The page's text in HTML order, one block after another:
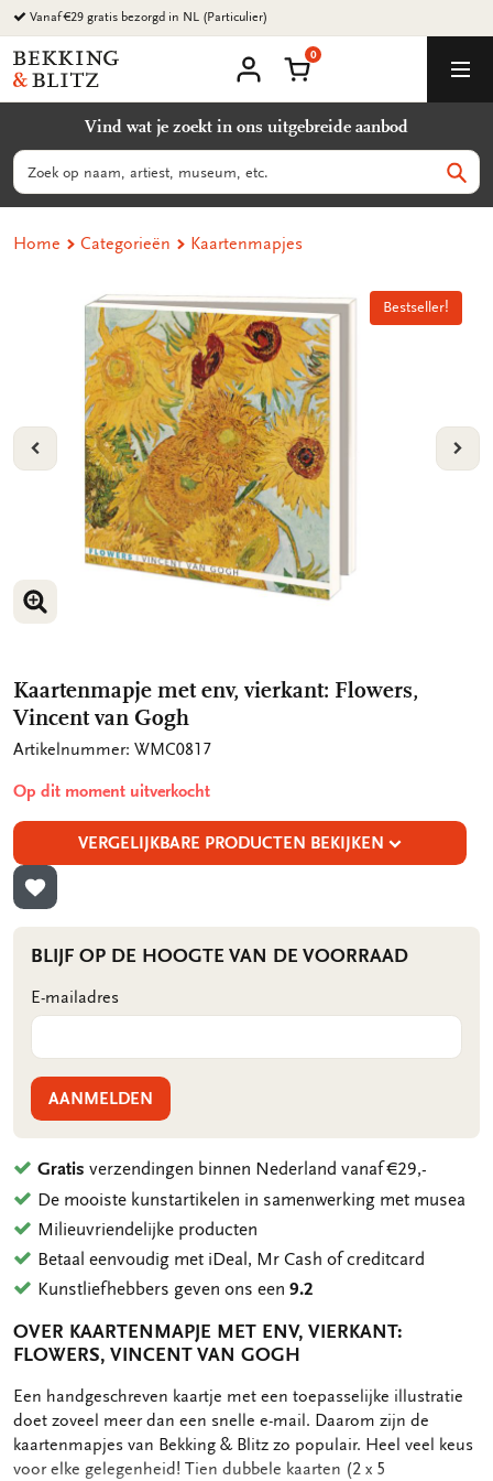
Ga
naar
content
Vanaf €29 gratis bezorgd in NL (Particulier)
Bekking
&
B.V.
account
Winkelmand
0
Vind wat je zoekt in ons uitgebreide aanbod
Zoeken
Home Categorieën Kaartenmapjes
VORIGE
Bestseller!
VERGROOT AFBEELDING
Bestseller!
VERGROOT AFBEELDING
Bestseller!
VERGROOT AFBEELDING
Bestseller!
VERGROOT AFBEELDING
Kaartenmapje met env, vierkant: Flowers,
Vincent van Gogh
Artikelnummer: WMC0817
Op dit moment uitverkocht
VERGELIJKBARE PRODUCTEN BEKIJKEN
TOEVOEGEN AAN VERLANGLIJST
BLIJF OP DE HOOGTE VAN DE VOORRAAD
E-mailadres
AANMELDEN
Gratis verzendingen binnen Nederland vanaf €29,-
De mooiste kunstartikelen in samenwerking met musea
Milieuvriendelijke producten
Betaal eenvoudig met iDeal, Mr Cash of creditcard
Kunstliefhebbers geven ons een9.2
OVER KAARTENMAPJE MET ENV, VIERKANT:
FLOWERS, VINCENT VAN GOGH
OMSCHRIJVING
Een handgeschreven kaartje met een toepasselijke illustratie
doet zoveel meer dan een snelle e-mail. Daarom zijn de
kaartenmapjes van Bekking & Blitz zo populair. Heel veel keus
voor elke gelegenheid! Tien dubbele kaarten (2 x 5